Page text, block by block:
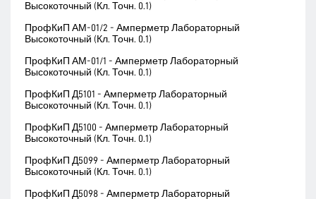
Высокоточный (Кл. Точн. 0.1)
ПрофКиП АМ-01/2 - Амперметр Лабораторный
Высокоточный (Кл. Точн. 0.1)
ПрофКиП АМ-01/1 - Амперметр Лабораторный
Высокоточный (Кл. Точн. 0.1)
ПрофКиП Д5101 - Амперметр Лабораторный
Высокоточный (Кл. Точн. 0.1)
ПрофКиП Д5100 - Амперметр Лабораторный
Высокоточный (Кл. Точн. 0.1)
ПрофКиП Д5099 - Амперметр Лабораторный
Высокоточный (Кл. Точн. 0.1)
ПрофКиП Д5098 - Амперметр Лабораторный